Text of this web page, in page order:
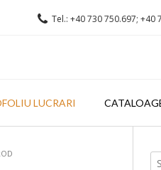
Tel.: +40 730 750.697;
LUCRARI